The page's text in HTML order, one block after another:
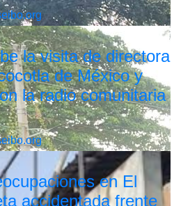
la visita de directora
de México y
la radio comunitaria
en El
accidentada frente